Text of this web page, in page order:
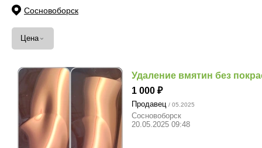
Сосновоборск
Цена ⌄
Удаление вмятин без
1 000
Продавец / 05.2025
Сосновоборск
20.05.2025 09:48